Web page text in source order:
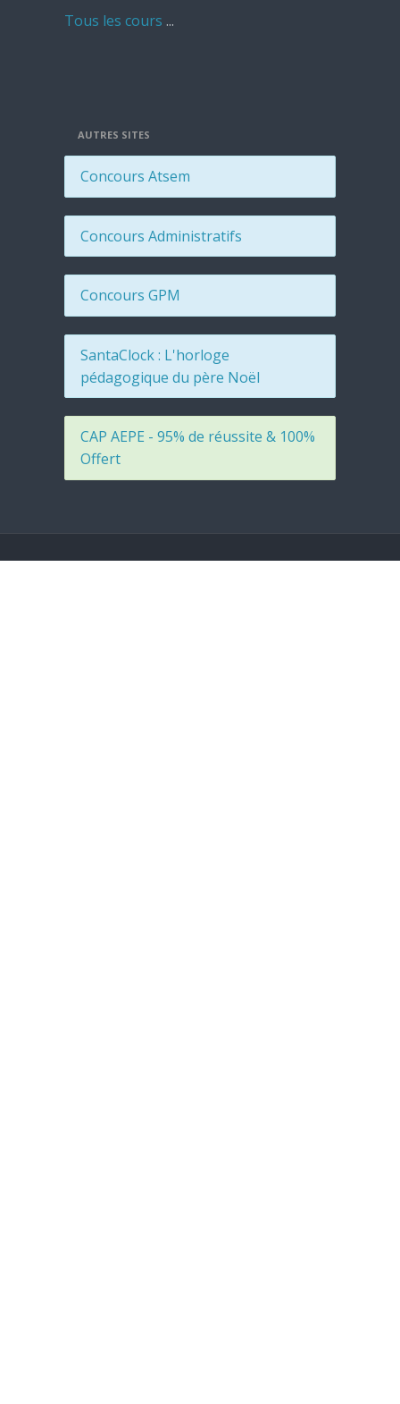
Tous les cours ...
AUTRES SITES
Concours Atsem
Concours Administratifs
Concours GPM
SantaClock : L'horloge
pédagogique du père Noël
CAP AEPE - 95% de réussite & 100%
Offert